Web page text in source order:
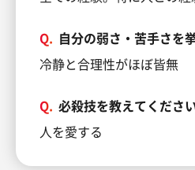
Q. 自分の弱さ・苦手さを
冷静と合理性がほぼ皆無
Q. 必殺技を教えてください
人を愛する